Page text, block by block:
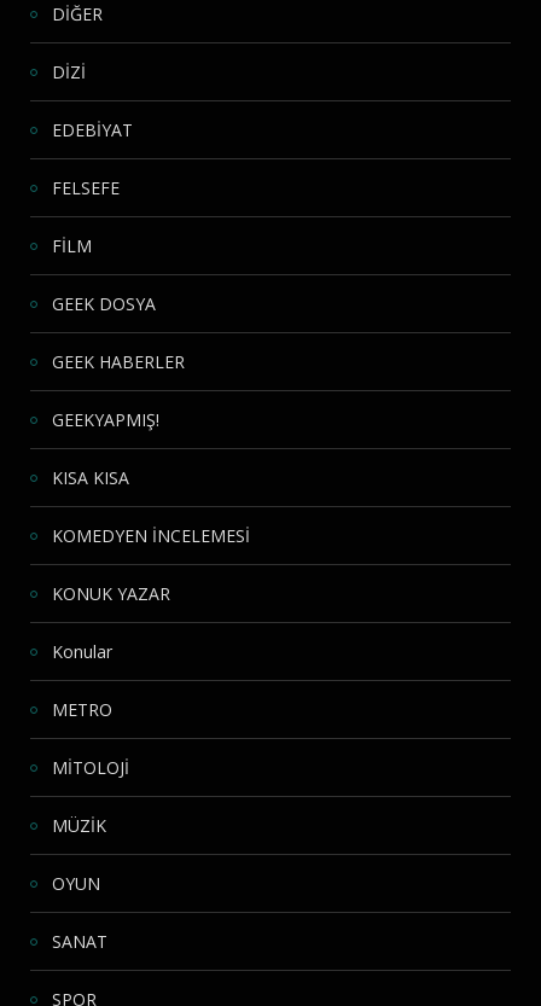
DİĞER
DİZİ
EDEBİYAT
FELSEFE
FİLM
GEEK DOSYA
GEEK HABERLER
GEEKYAPMIŞ!
KISA KISA
KOMEDYEN İNCELEMESİ
KONUK YAZAR
Konular
METRO
MİTOLOJİ
MÜZİK
OYUN
SANAT
SPOR